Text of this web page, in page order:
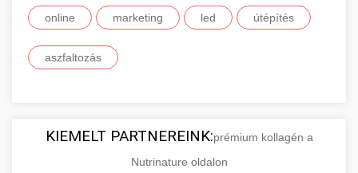
online marketing led útépítés
aszfaltozás
KIEMELT PARTNEREINK:prémium kollagén a
Nutrinature oldalon